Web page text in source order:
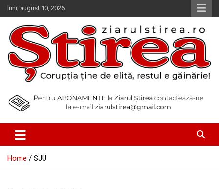
Skip
to
content
luni, august 10, 2026
Ziarul Știrea
Home SJU